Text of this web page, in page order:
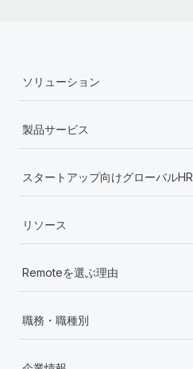
ソリューション
製品サービス
スタートアップ向けグローバルHR
リソース
Remoteを選ぶ理由
職務・職種別